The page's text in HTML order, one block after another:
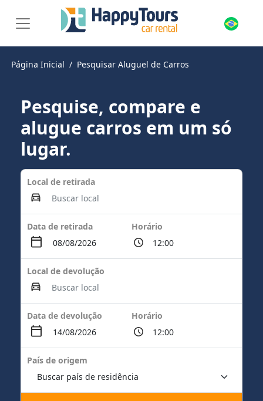
Página Inicial Pesquisar Aluguel de Carros
Pesquise, compare e
alugue carros em um só
lugar.
Local de retirada
Data de retirada Horário
Local de devolução
Data de devolução Horário
País de origem